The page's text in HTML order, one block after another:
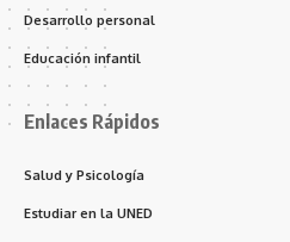
Desarrollo personal
Educación infantil
Enlaces Rápidos
Salud y Psicología
Estudiar en la UNED